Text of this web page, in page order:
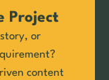
Project
or
content